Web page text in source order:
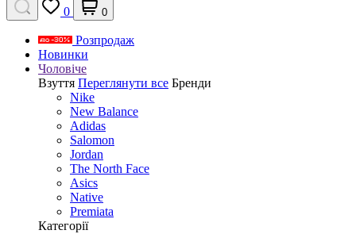
0 0
Розпродаж
Новинки
Чоловіче
Взуття Переглянути все Бренди
Nike
New Balance
Adidas
Salomon
Jordan
The North Face
Asics
Native
Premiata
Категорії